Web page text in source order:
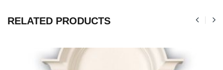
RELATED PRODUCTS